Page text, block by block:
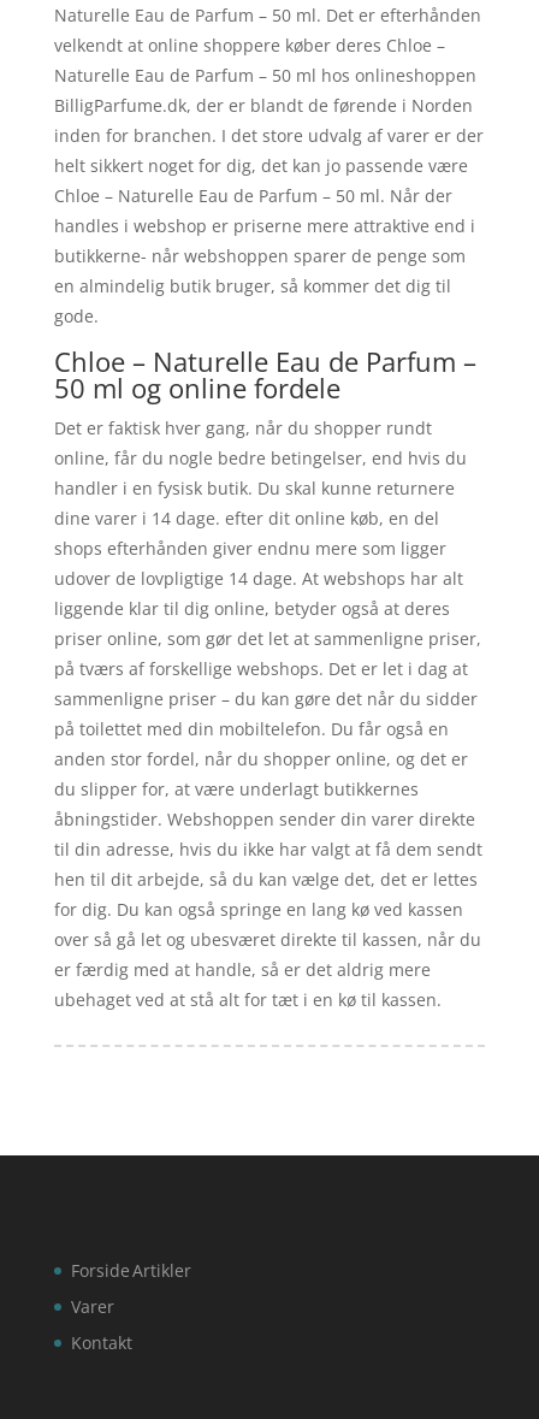
Naturelle Eau de Parfum – 50 ml. Det er efterhånden
velkendt at online shoppere køber deres Chloe –
Naturelle Eau de Parfum – 50 ml hos onlineshoppen
BilligParfume.dk, der er blandt de førende i Norden
inden for branchen. I det store udvalg af varer er der
helt sikkert noget for dig, det kan jo passende være
Chloe – Naturelle Eau de Parfum – 50 ml. Når der
handles i webshop er priserne mere attraktive end i
butikkerne- når webshoppen sparer de penge som
en almindelig butik bruger, så kommer det dig til
gode.
Chloe – Naturelle Eau de Parfum –
50 ml og online fordele
Det er faktisk hver gang, når du shopper rundt
online, får du nogle bedre betingelser, end hvis du
handler i en fysisk butik. Du skal kunne returnere
dine varer i 14 dage. efter dit online køb, en del
shops efterhånden giver endnu mere som ligger
udover de lovpligtige 14 dage. At webshops har alt
liggende klar til dig online, betyder også at deres
priser online, som gør det let at sammenligne priser,
på tværs af forskellige webshops. Det er let i dag at
sammenligne priser – du kan gøre det når du sidder
på toilettet med din mobiltelefon. Du får også en
anden stor fordel, når du shopper online, og det er
du slipper for, at være underlagt butikkernes
åbningstider. Webshoppen sender din varer direkte
til din adresse, hvis du ikke har valgt at få dem sendt
hen til dit arbejde, så du kan vælge det, det er lettes
for dig. Du kan også springe en lang kø ved kassen
over så gå let og ubesværet direkte til kassen, når du
er færdig med at handle, så er det aldrig mere
ubehaget ved at stå alt for tæt i en kø til kassen.
Forside
Varer
Kontakt
Artikler